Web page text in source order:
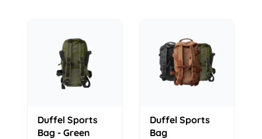
Duffel Sports
Bag - Green
Duffel Sports
Bag